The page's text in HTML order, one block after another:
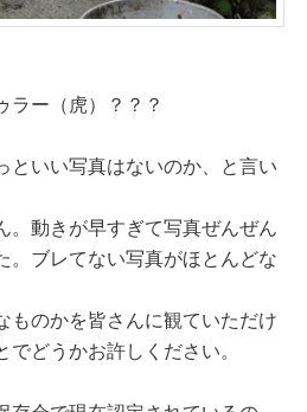
ラー（虎）？？？
といい写真はないのか、と言い
動きが早すぎて写真ぜんぜん
。ブレてない写真がほとんどな
ものかを皆さんに観ていただけ
どうかお許しください。